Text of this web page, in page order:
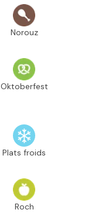
Norouz
Oktoberfest
Plats froids
Roch